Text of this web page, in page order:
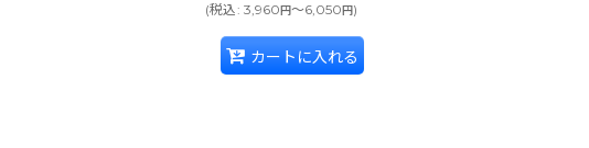
(税込: 3,960 円～6,050 円)
カートに入れる